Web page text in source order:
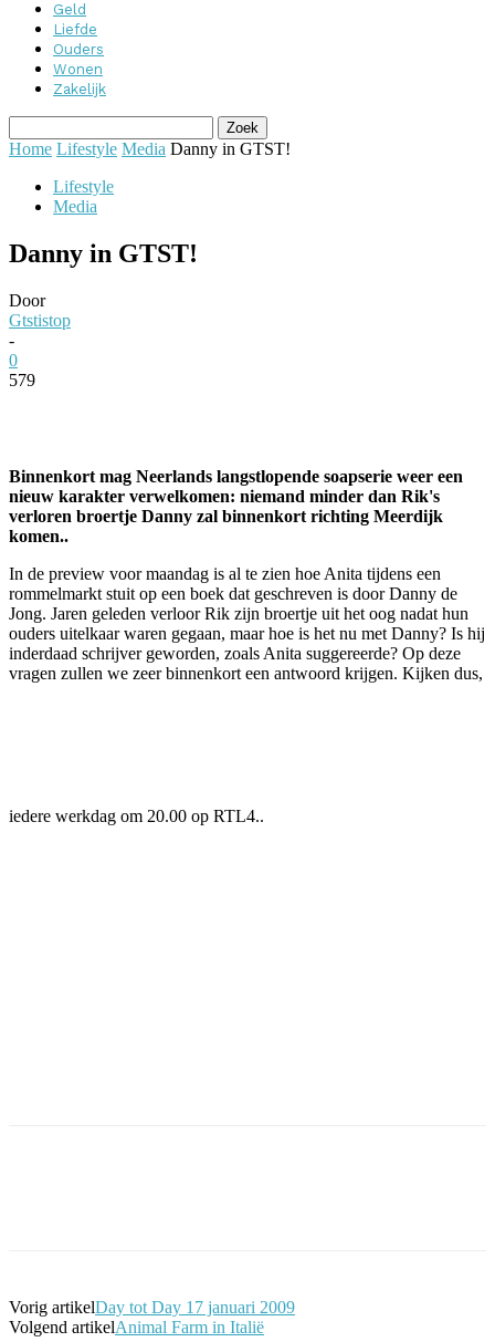
Geld
Liefde
Ouders
Wonen
Zakelijk
Home Lifestyle Media Danny in GTST!
Lifestyle
Media
Danny in GTST!
Door
Gtstistop
-
0
579
Binnenkort mag Neerlands langstlopende soapserie weer een
nieuw karakter verwelkomen: niemand minder dan Rik's
verloren broertje Danny zal binnenkort richting Meerdijk
komen..
In de preview voor maandag is al te zien hoe Anita tijdens een
rommelmarkt stuit op een boek dat geschreven is door Danny de
Jong. Jaren geleden verloor Rik zijn broertje uit het oog nadat hun
ouders uitelkaar waren gegaan, maar hoe is het nu met Danny? Is hij
inderdaad schrijver geworden, zoals Anita suggereerde? Op deze
vragen zullen we zeer binnenkort een antwoord krijgen. Kijken dus,
iedere werkdag om 20.00 op RTL4..
Vorig artikelDay tot Day 17 januari 2009
Volgend artikelAnimal Farm in Italië